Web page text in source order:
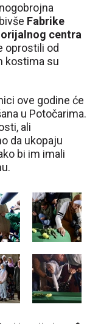
Fabrike
centra
oprostili od
kostima su
ove godine će
u Potočarima.
ali
da ukopaju
bi im imali